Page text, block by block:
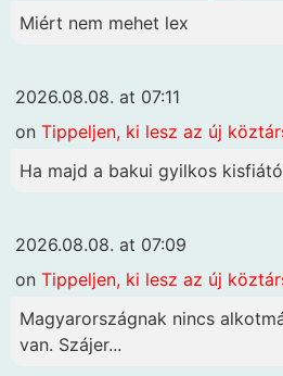
Miért nem mehet lex
2026.08.08. at 07:11
on Tippeljen, ki lesz az új
Ha majd a bakui gyilkos
2026.08.08. at 07:09
on Tippeljen, ki lesz az új
Magyarországnak nincs
van. Szájer...